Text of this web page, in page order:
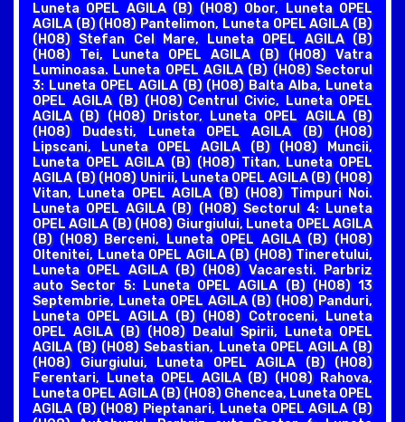
Luneta OPEL AGILA (B) (H08) Obor, Luneta OPEL
AGILA (B) (H08) Pantelimon, Luneta OPEL AGILA (B)
(H08) Stefan Cel Mare, Luneta OPEL AGILA (B)
(H08) Tei, Luneta OPEL AGILA (B) (H08) Vatra
Luminoasa. Luneta OPEL AGILA (B) (H08) Sectorul
3: Luneta OPEL AGILA (B) (H08) Balta Alba, Luneta
OPEL AGILA (B) (H08) Centrul Civic, Luneta OPEL
AGILA (B) (H08) Dristor, Luneta OPEL AGILA (B)
(H08) Dudesti, Luneta OPEL AGILA (B) (H08)
Lipscani, Luneta OPEL AGILA (B) (H08) Muncii,
Luneta OPEL AGILA (B) (H08) Titan, Luneta OPEL
AGILA (B) (H08) Unirii, Luneta OPEL AGILA (B) (H08)
Vitan, Luneta OPEL AGILA (B) (H08) Timpuri Noi.
Luneta OPEL AGILA (B) (H08) Sectorul 4: Luneta
OPEL AGILA (B) (H08) Giurgiului, Luneta OPEL AGILA
(B) (H08) Berceni, Luneta OPEL AGILA (B) (H08)
Oltenitei, Luneta OPEL AGILA (B) (H08) Tineretului,
Luneta OPEL AGILA (B) (H08) Vacaresti. Parbriz
auto Sector 5: Luneta OPEL AGILA (B) (H08) 13
Septembrie, Luneta OPEL AGILA (B) (H08) Panduri,
Luneta OPEL AGILA (B) (H08) Cotroceni, Luneta
OPEL AGILA (B) (H08) Dealul Spirii, Luneta OPEL
AGILA (B) (H08) Sebastian, Luneta OPEL AGILA (B)
(H08) Giurgiului, Luneta OPEL AGILA (B) (H08)
Ferentari, Luneta OPEL AGILA (B) (H08) Rahova,
Luneta OPEL AGILA (B) (H08) Ghencea, Luneta OPEL
AGILA (B) (H08) Pieptanari, Luneta OPEL AGILA (B)